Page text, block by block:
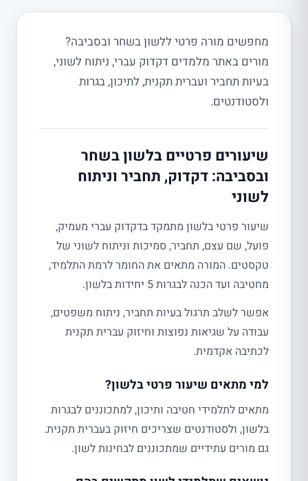
מחפשים מורה פרטי ללשון בשחר ובסביבה?
מורים באתר מלמדים דקדוק עברי, ניתוח לשוני,
בעיות תחביר ועברית תקנית, לתיכון, בגרות
ולסטודנטים.
שיעורים פרטיים בלשון בשחר
ובסביבה: דקדוק, תחביר וניתוח
לשוני
שיעור פרטי בלשון מתמקד בדקדוק עברי מעמיק,
פועל, שם עצם, תחביר, סמיכות וניתוח לשוני של
טקסטים. המורה מתאים את החומר לרמת התלמיד,
מחטיבה ועד הכנה לבגרות 5 יחידות בלשון.
אפשר לשלב תרגול בעיות תחביר, ניתוח משפטים,
עבודה על שגיאות נפוצות וחיזוק עברית תקנית
לכתיבה אקדמית.
למי מתאים שיעור פרטי בלשון?
מתאים לתלמידי חטיבה ותיכון, למתכוננים לבגרות
בלשון, ולסטודנטים שצריכים חיזוק בעברית תקנית.
גם מורים עתידיים שמתכוננים לבחינות לשון.